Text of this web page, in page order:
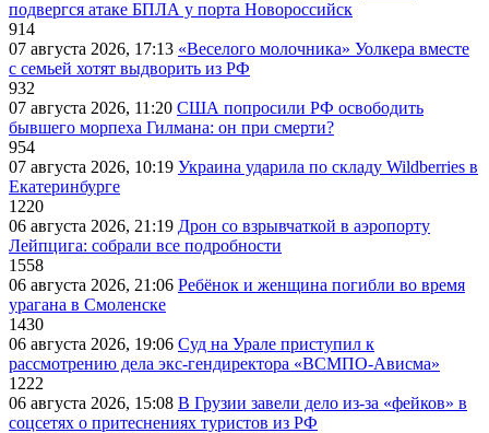
подвергся атаке БПЛА у порта Новороссийск
914
07 августа 2026, 17:13 «Веселого молочника» Уолкера вместе
с семьей хотят выдворить из РФ
932
07 августа 2026, 11:20 США попросили РФ освободить
бывшего морпеха Гилмана: он при смерти?
954
07 августа 2026, 10:19 Украина ударила по складу Wildberries в
Екатеринбурге
1220
06 августа 2026, 21:19 Дрон со взрывчаткой в аэропорту
Лейпцига: собрали все подробности
1558
06 августа 2026, 21:06 Ребёнок и женщина погибли во время
урагана в Смоленске
1430
06 августа 2026, 19:06 Суд на Урале приступил к
рассмотрению дела экс-гендиректора «ВСМПО-Ависма»
1222
06 августа 2026, 15:08 В Грузии завели дело из-за «фейков» в
соцсетях о притеснениях туристов из РФ